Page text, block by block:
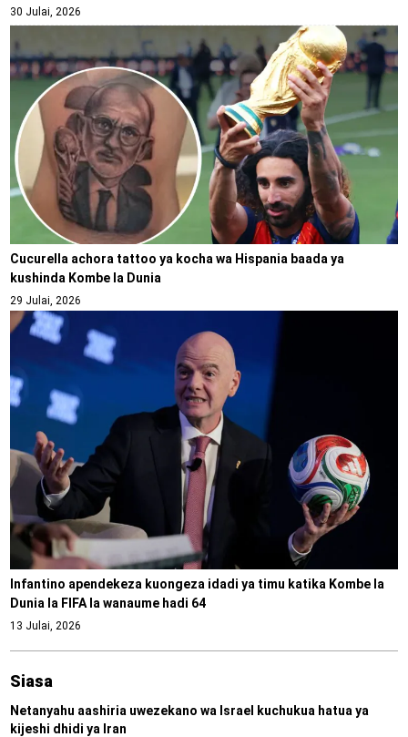
30 Julai, 2026
Cucurella achora tattoo ya kocha wa Hispania baada ya
kushinda Kombe la Dunia
29 Julai, 2026
Infantino apendekeza kuongeza idadi ya timu katika Kombe la
Dunia la FIFA la wanaume hadi 64
13 Julai, 2026
Siasa
Netanyahu aashiria uwezekano wa Israel kuchukua hatua ya
kijeshi dhidi ya Iran